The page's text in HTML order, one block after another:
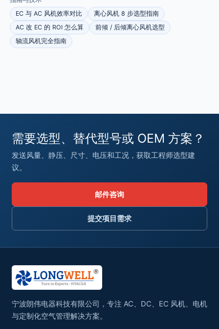
EC 与 AC 风机效率对比
离心风机 8 步选型指南
AC 改 EC 的 ROI 怎么算
前倾 / 后倾离心风机选型
轴流风机完全指南
需要选型、替代型号或 OEM 方案？
发送风量、静压、尺寸、电压和工况，获取工程师选型建
议。
邮件咨询
提交项目需求
宁波朗伟电器科技有限公司，专注 AC、DC、EC 风机、电机
与定制化空气管理解决方案。